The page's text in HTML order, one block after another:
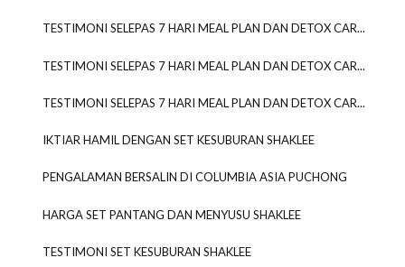
TESTIMONI SELEPAS 7 HARI MEAL PLAN DAN DETOX CAR...
TESTIMONI SELEPAS 7 HARI MEAL PLAN DAN DETOX CAR...
TESTIMONI SELEPAS 7 HARI MEAL PLAN DAN DETOX CAR...
IKTIAR HAMIL DENGAN SET KESUBURAN SHAKLEE
PENGALAMAN BERSALIN DI COLUMBIA ASIA PUCHONG
HARGA SET PANTANG DAN MENYUSU SHAKLEE
TESTIMONI SET KESUBURAN SHAKLEE